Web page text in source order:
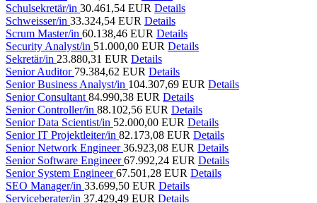
Schulsekretär/in 30.461,54 EUR Details
Schweisser/in 33.324,54 EUR Details
Scrum Master/in 60.138,46 EUR Details
Security Analyst/in 51.000,00 EUR Details
Sekretär/in 23.880,31 EUR Details
Senior Auditor 79.384,62 EUR Details
Senior Business Analyst/in 104.307,69 EUR Details
Senior Consultant 84.990,38 EUR Details
Senior Controller/in 88.102,56 EUR Details
Senior Data Scientist/in 52.000,00 EUR Details
Senior IT Projektleiter/in 82.173,08 EUR Details
Senior Network Engineer36.923,08 EUR Details
Senior Software Engineer67.992,24 EUR Details
Senior System Engineer67.501,28 EUR Details
SEO Manager/in 33.699,50 EUR Details
Serviceberater/in 37.429,49 EUR Details